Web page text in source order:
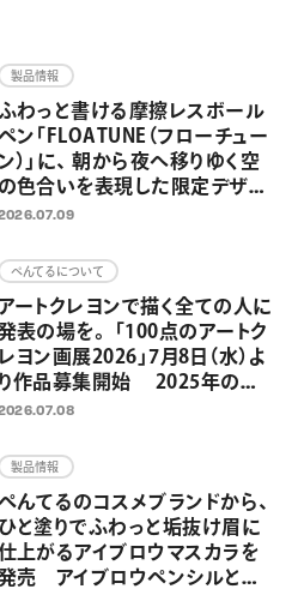
製品情報
わっと書ける摩擦レスボール
ン「FLOATUNE（フローチュー
ン）」に、 朝から夜へ移りゆく空
の色合いを表現した限定デザイ
が登場 忙しい毎日の中でふ
ックス感のある仕上がりに
ぺんてるについて
ートクレヨンで描く全ての人に
表の場を。 「100点のアートク
レヨン画展2026」7月8日（水）よ
り作品募集開始 2025年の応
総数約2300点、今年も応募作
OKUROJIで展示
製品情報
んてるのコスメブランドから、
ひと塗りでふわっと垢抜け眉に
上がるアイブロウマスカラを
売 アイブロウペンシルと合